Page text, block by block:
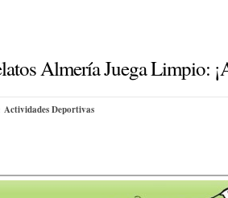
Almería Juega Limpio:
Actividades Deportivas